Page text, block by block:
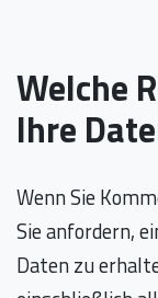
Welche
Ihre
Wenn Sie
Sie anfordern,
Daten zu